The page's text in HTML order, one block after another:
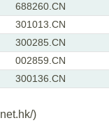
688260.CN
301013.CN
300285.CN
002859.CN
300136.CN
)